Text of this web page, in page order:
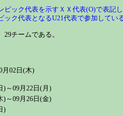
ック代表を示すＸＸ代表(O)で表記
ク代表となるU21代表で参加してい
チームである。
月02日(木)
)～09月22日(月)
)～09月26日(金)
)